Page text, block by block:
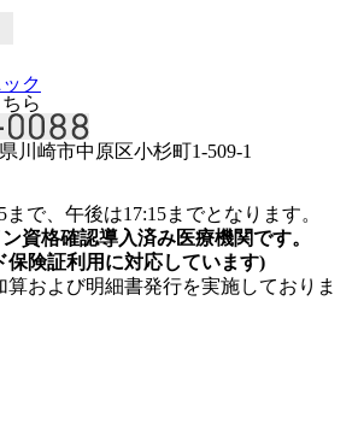
川崎市中原区小杉町1-509-1
で、午後は17:15までとなります。
資格確認導入済み医療機関です。
保険証利用に対応しています)
および明細書発行を実施しておりま